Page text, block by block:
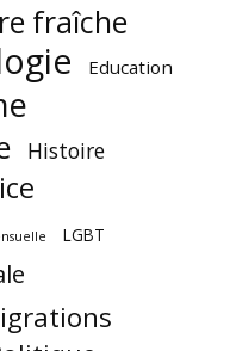
fraîche
Education
Histoire
LGBT